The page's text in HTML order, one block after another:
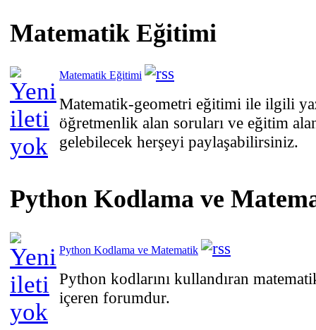
Matematik Eğitimi
Matematik Eğitimi
Matematik-geometri eğitimi ile ilgili
öğretmenlik alan soruları ve eğitim
gelebilecek herşeyi paylaşabilirsiniz.
Python Kodlama ve
Python Kodlama ve Matematik
Python kodlarını kullandıran
içeren forumdur.